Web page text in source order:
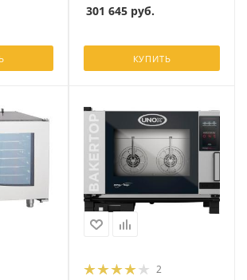
301 645 руб.
КУПИТЬ
2